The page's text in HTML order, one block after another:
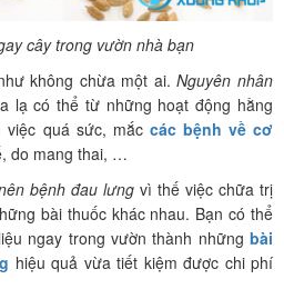
cây trong vườn nhà bạn
không chừa một ai.Nguyên nhân
lạ có thể từ những hoạt động hằng
việc quá sức, mắc các bệnh về cơ
do mang thai, …
bệnh đau lưng vì thế việc chữa trị
bài thuốc khác nhau. Bạn có thể
ngay trong vườn thành những bài
hiệu quả vừa tiết kiệm được chi phí